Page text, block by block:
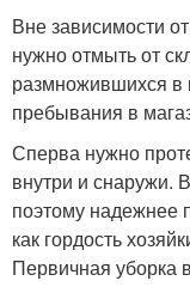
Вне зависимости
нужно отмыть от
размножившихся в
пребывания в
Сперва нужно
внутри и снаружи.
поэтому надежнее
как гордость
Первичная уборка